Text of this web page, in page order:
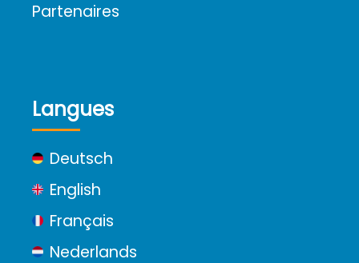
Partenaires
Langues
Deutsch
English
Français
Nederlands